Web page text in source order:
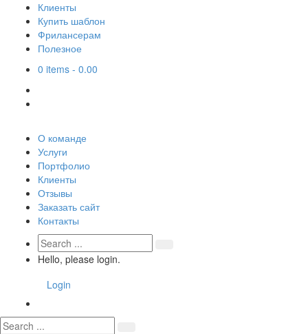
Клиенты
Купить шаблон
Фрилансерам
Полезное
0 items - 0.00
О команде
Услуги
Портфолио
Клиенты
Отзывы
Заказать сайт
Контакты
Hello, please login.
Login